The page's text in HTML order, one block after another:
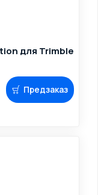
для Trimble
Предзаказ